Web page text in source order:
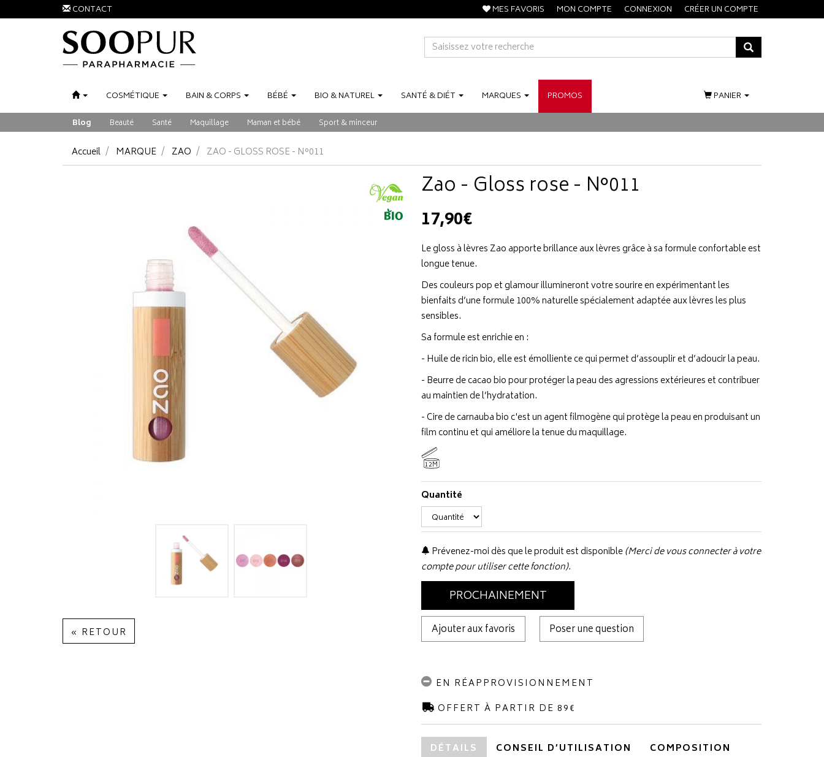
CONTACT MES FAVORIS MON COMPTE CONNEXION CRÉER UN COMPTE
COSMÉTIQUE BAIN &CORPS BÉBÉ BIO &NATUREL SANTÉ &DIÉT MARQUES PROMOS
Blog Beauté Santé Maquillage Maman et bébé Sport & minceur
PANIER
Accueil MARQUE ZAO ZAO - GLOSS ROSE - N°011
« RETOUR
Zao - Gloss rose - N°011
17,90€
Le gloss à lèvres Zao apporte brillance aux lèvres grâce à sa formule confortable est
longue tenue.
Des couleurs pop et glamour illumineront votre sourire en expérimentant les
bienfaits d’une formule 100% naturelle spécialement adaptée aux lèvres les plus
sensibles.
Sa formule est enrichie en :
- Huile de ricin bio, elle est émolliente ce qui permet d’assouplir et d’adoucir la peau.
- Beurre de cacao bio pour protéger la peau des agressions extérieures et contribuer
au maintien de l’hydratation.
- Cire de carnauba bio c'est un agent filmogène qui protège la peau en produisant un
film continu et qui améliore la tenue du maquillage.
12M
Quantité
Prévenez-moi dès que le produit est disponible(Merci de vous connecter à votre
compte pour utiliser cette fonction).
PROCHAINEMENT
Ajouter aux favoris Poser une question
EN RÉAPPROVISIONNEMENT
OFFERT À PARTIR DE 89€
DÉTAILS CONSEIL D’UTILISATION COMPOSITION